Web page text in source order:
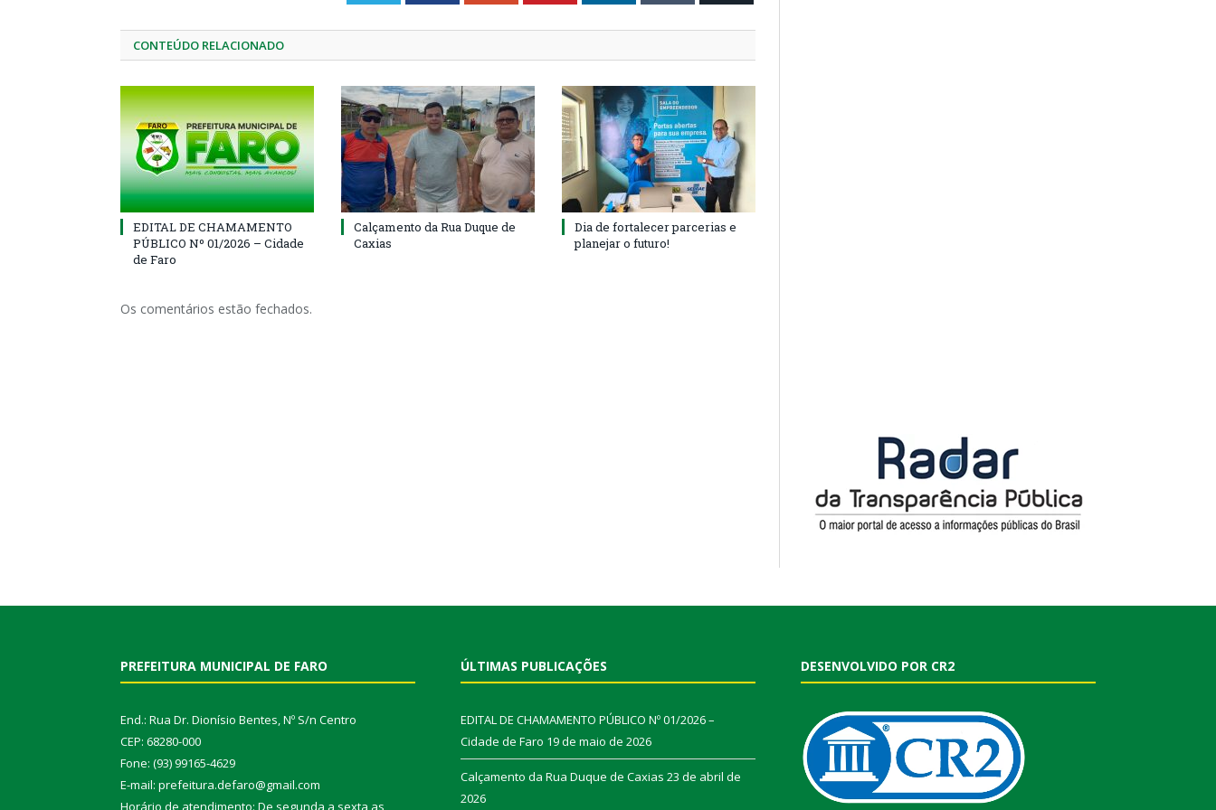
CONTEÚDO RELACIONADO
EDITAL DE CHAMAMENTO
PÚBLICO Nº 01/2026 – Cidade
de Faro
Calçamento da Rua Duque de
Caxias
Dia de fortalecer parcerias e
planejar o futuro!
Os comentários estão fechados.
PREFEITURA MUNICIPAL DE FARO
End.: Rua Dr. Dionísio Bentes, Nº S/n Centro
CEP: 68280-000
Fone: (93) 99165-4629
E-mail: prefeitura.defaro@gmail.com
Horário de atendimento: De segunda a sexta as
ÚLTIMAS PUBLICAÇÕES
EDITAL DE CHAMAMENTO PÚBLICO Nº 01/2026 –
Cidade de Faro 19 de maio de 2026
Calçamento da Rua Duque de Caxias 23 de abril de
2026
DESENVOLVIDO POR CR2